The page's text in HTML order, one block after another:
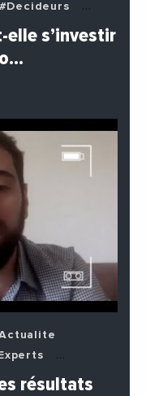
#Decideurs
elle s’investir
résultats